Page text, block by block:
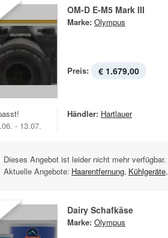
OM-D E-M5 Mark III
Marke: Olympus
Preis: € 1.679,00
- 13.07.
Händler: Hartlauer
Dieses Angebot ist leider nicht mehr verfügbar.
Aktuelle Angebote: Haarentfernung, Kühlgeräte,
Dairy Schafkäse
Marke: Olympus